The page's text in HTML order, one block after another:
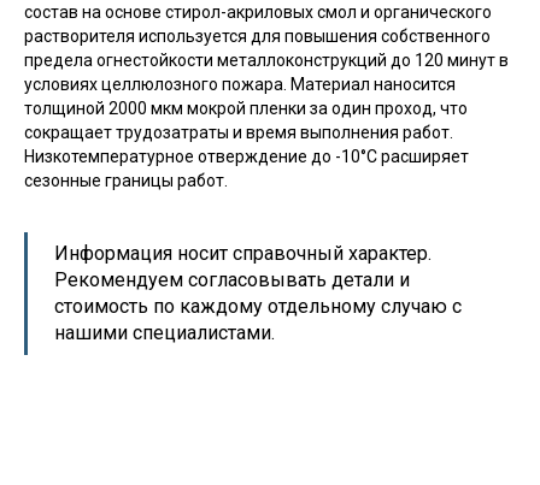
состав на основе стирол-акриловых смол и органического
растворителя используется для повышения собственного
предела огнестойкости металлоконструкций до 120 минут в
условиях целлюлозного пожара. Материал наносится
толщиной 2000 мкм мокрой пленки за один проход, что
сокращает трудозатраты и время выполнения работ.
Низкотемпературное отверждение до -10°С расширяет
сезонные границы работ.
Информация носит справочный характер.
Рекомендуем согласовывать детали и
стоимость по каждому отдельному случаю с
нашими специалистами.